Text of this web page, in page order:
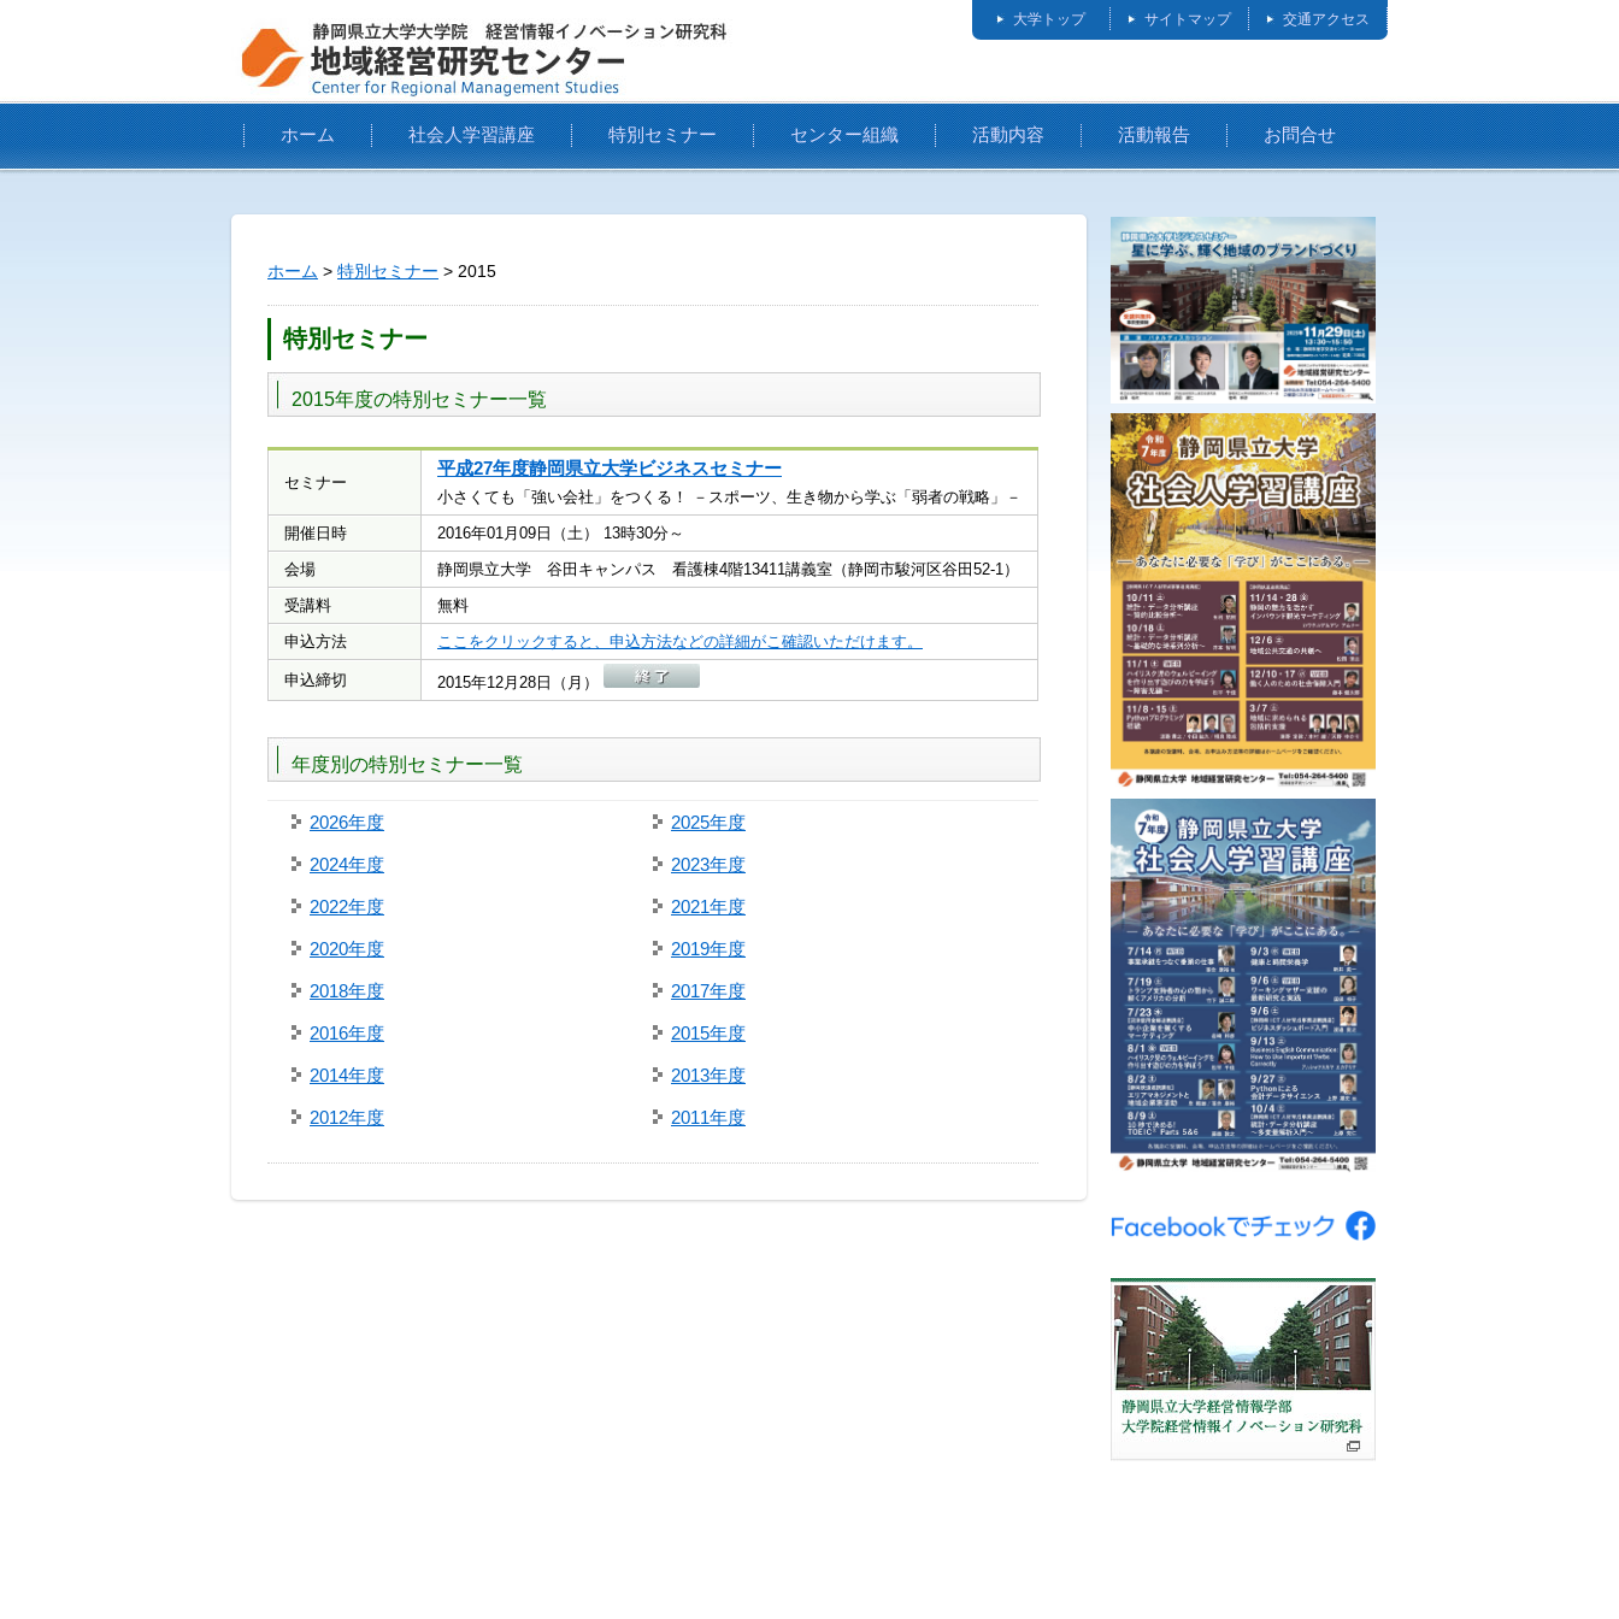
大学トップ サイトマップ 交通アクセス
ホーム 社会人学習講座 特別セミナー センター組織 活動内容 活動報告 お問合せ
ホーム > 特別セミナー > 2015
特別セミナー
2015年度の特別セミナー一覧
セミナー
平成27年度静岡県立大学ビジネスセミナー
小さくても「強い会社」をつくる！ －スポーツ、生き物から学ぶ「弱者の戦略」－
開催日時
2016年01月09日（土） 13時30分～
会場
静岡県立大学 谷田キャンパス 看護棟4階13411講義室（静岡市駿河区谷田52-1）
受講料
無料
申込方法
ここをクリックすると、申込方法などの詳細がこ確認いただけます。
申込締切 2015年12月28日（月）
年度別の特別セミナー一覧
2026年度 2025年度
2024年度 2023年度
2022年度 2021年度
2020年度 2019年度
2018年度 2017年度
2016年度 2015年度
2014年度 2013年度
2012年度 2011年度